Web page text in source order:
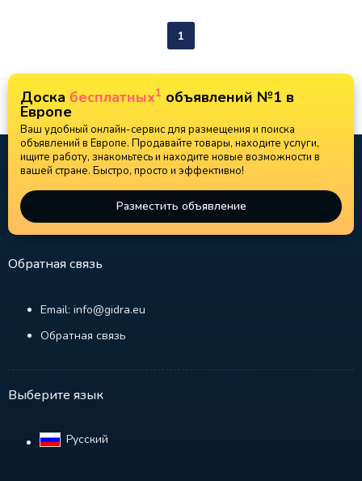
1
Доска бесплатных1 объявлений №1 в
Европе
Ваш удобный онлайн-сервис для размещения и поиска
объявлений в Европе. Продавайте товары, находите услуги,
ищите работу, знакомьтесь и находите новые возможности в
вашей стране. Быстро, просто и эффективно!
Разместить объявление
Обратная связь
Email: info@gidra.eu
Обратная связь
Выберите язык
Русский‎